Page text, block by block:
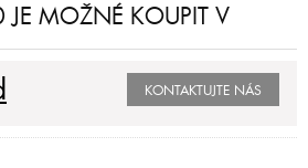
MOŽNÉ KOUPIT V
KONTAKTUJTE NÁS